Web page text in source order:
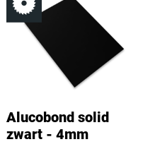
Alucobond solid
zwart - 4mm